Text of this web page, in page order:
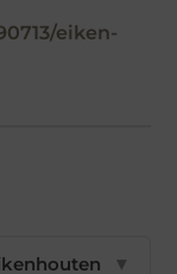
eiken-
▼